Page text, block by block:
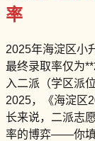
率
2025年海淀区小
最终录取率仅为
入二派（学区派
2025，《海淀区
长来说，二派志
率的博弈——你